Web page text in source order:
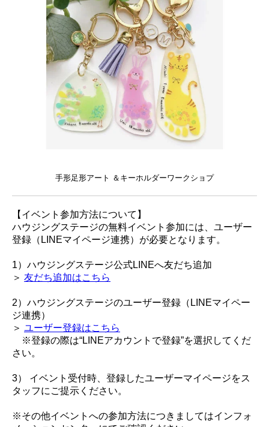
手形足形アート ＆キーホルダーワークショプ
【イベント参加方法について】
ハウジングステージの無料イベント参加には、ユーザー
登録（LINEマイページ連携）が必要となります。
1）ハウジングステージ公式LINEへ友だち追加
＞ 友だち追加はこちら
2）ハウジングステージのユーザー登録（LINEマイペー
ジ連携）
＞ ユーザー登録はこちら
※登録の際は“LINEアカウントで登録”を選択してくだ
さい。
3） イベント受付時、登録したユーザーマイページをス
タッフにご提示ください。
※その他イベントへの参加方法につきましてはインフォ